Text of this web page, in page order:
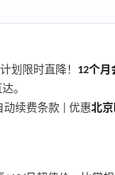
划限时直降！ 12个月
。
动续费条款 | 优惠北京